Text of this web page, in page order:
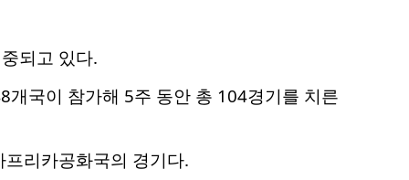
되고 있다.
개국이 참가해 5주 동안 총 104경기를 치른
리카공화국의 경기다.